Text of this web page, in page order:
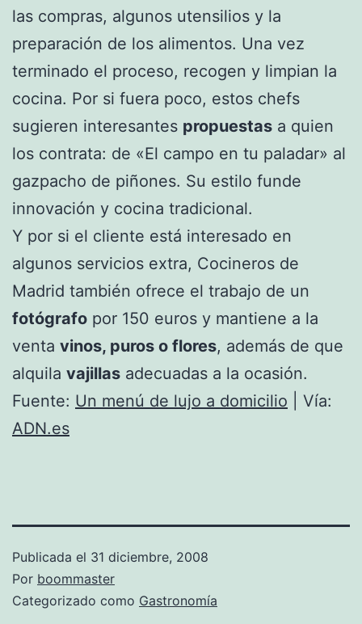
las compras, algunos utensilios y la
preparación de los alimentos. Una vez
terminado el proceso, recogen y limpian la
cocina. Por si fuera poco, estos chefs
sugieren interesantes propuestas a quien
los contrata: de «El campo en tu paladar» al
gazpacho de piñones. Su estilo funde
innovación y cocina tradicional.
Y por si el cliente está interesado en
algunos servicios extra, Cocineros de
Madrid también ofrece el trabajo de un
fotógrafo por 150 euros y mantiene a la
venta vinos, puros o flores, además de que
alquila vajillas adecuadas a la ocasión.
Fuente: Un menú de lujo a domicilio | Vía:
ADN.es
Publicada el 31 diciembre, 2008
Por boommaster
Categorizado como Gastronomía